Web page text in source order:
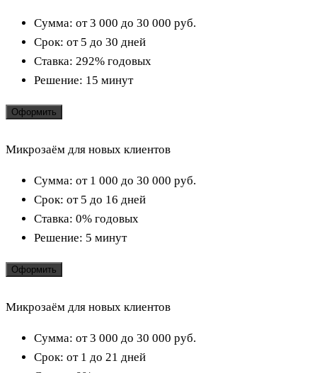
Сумма: от 3 000 до 30 000 руб.
Срок: от 5 до 30 дней
Ставка: 292% годовых
Решение: 15 минут
Оформить
Микрозаём для новых клиентов
Сумма: от 1 000 до 30 000 руб.
Срок: от 5 до 16 дней
Ставка: 0% годовых
Решение: 5 минут
Оформить
Микрозаём для новых клиентов
Сумма: от 3 000 до 30 000 руб.
Срок: от 1 до 21 дней